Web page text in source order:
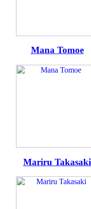
Mana Tomoe
Mariru Takasaki